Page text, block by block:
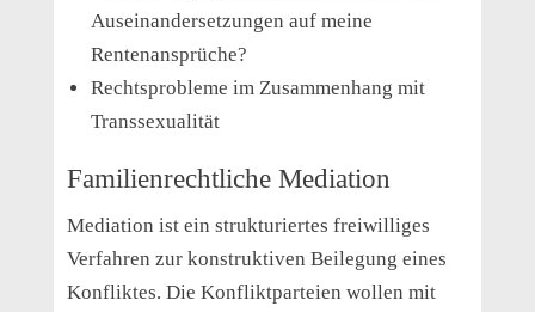
Auseinandersetzungen auf meine
Rentenansprüche?
Rechtsprobleme im Zusammenhang mit
Transsexualität
Familienrechtliche Mediation
Mediation ist ein strukturiertes freiwilliges
Verfahren zur konstruktiven Beilegung eines
Konfliktes. Die Konfliktparteien wollen mit